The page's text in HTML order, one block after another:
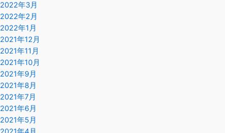
2022年3月
2022年2月
2022年1月
2021年12月
2021年11月
2021年10月
2021年9月
2021年8月
2021年7月
2021年6月
2021年5月